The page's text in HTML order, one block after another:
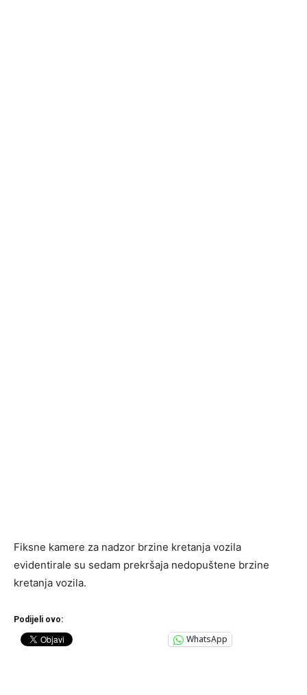
Fiksne kamere za nadzor brzine kretanja vozila
evidentirale su sedam prekršaja nedopuštene brzine
kretanja vozila.
Podijeli ovo:
WhatsApp